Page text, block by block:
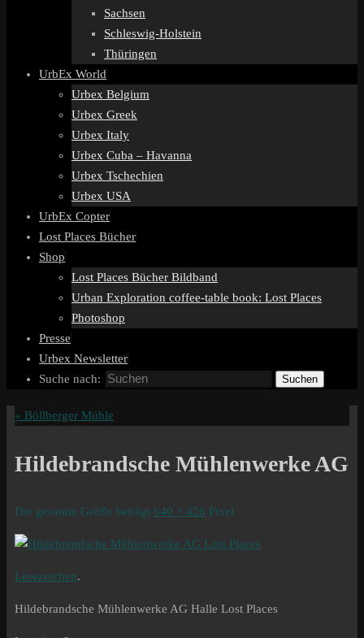
Sachsen
Schleswig-Holstein
Thüringen
UrbEx World
Urbex Belgium
Urbex Greek
Urbex Italy
Urbex Cuba – Havanna
Urbex Tschechien
Urbex USA
UrbEx Copter
Lost Places Bücher
Shop
Lost Places Bücher Bildband
Urban Exploration coffee-table book: Lost Places
Photoshop
Presse
Urbex Newsletter
Suche nach:
Suchen
« Böllberger Mühle
Hildebrandsche Mühlenwerke AG
Die gesamte Größe beträgt 640 × 426 Pixel
Lesezeichen.
Hildebrandsche Mühlenwerke AG Halle Lost Places